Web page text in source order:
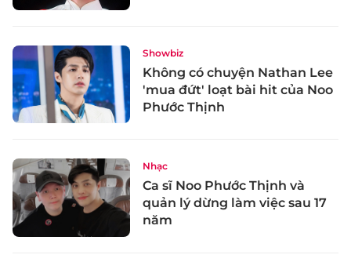
Showbiz
Không có chuyện Nathan Lee
'mua đứt' loạt bài hit của Noo
Phước Thịnh
Nhạc
Ca sĩ Noo Phước Thịnh và
quản lý dừng làm việc sau 17
năm